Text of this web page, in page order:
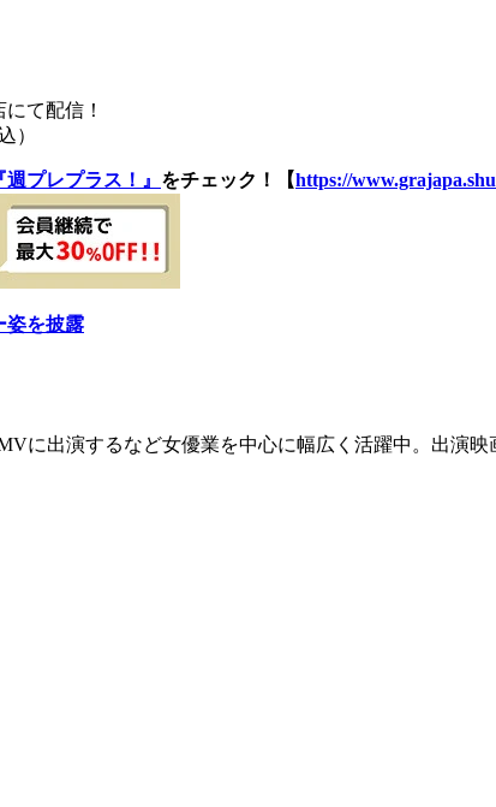
にて配信！
）
週プレプラス！』 をチェック！【https://
姿を披露
に出演するなど女優業を中心に幅広く活躍中。出演映